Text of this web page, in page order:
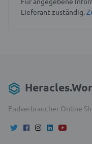
Lieferant zuständig.
Endverbraucher Online